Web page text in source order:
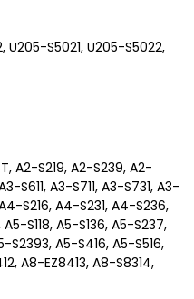
U205-S5021, U205-S5022,
A2-S219, A2-S239, A2-
S611, A3-S711, A3-S731, A3-
S216, A4-S231, A4-S236,
S118, A5-S136, A5-S237,
S2393, A5-S416, A5-S516,
A8-EZ8413, A8-S8314,